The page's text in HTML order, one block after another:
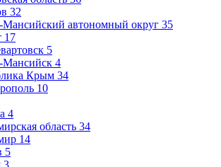
32
автономный округ 35
17
5
4
Крым 34
10
4
область 34
14
5
3